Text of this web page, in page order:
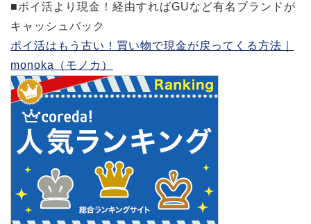
■ポイ活より現金！経由すればGUなど有名ブランドが
キャッシュバック
ポイ活はもう古い！買い物で現金が戻ってくる方法｜
monoka（モノカ）